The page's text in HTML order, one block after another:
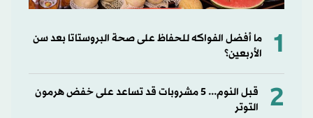
1
ما أفضل الفواكه للحفاظ على صحة البروستاتا بعد سن
الأربعين؟
2
قبل النوم... 5 مشروبات قد تساعد على خفض هرمون
التوتر